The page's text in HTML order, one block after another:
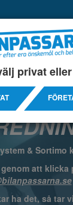
&
att
ha det, så
privat